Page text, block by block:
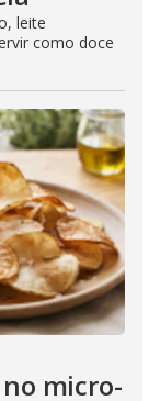
leite
como doce
micro-